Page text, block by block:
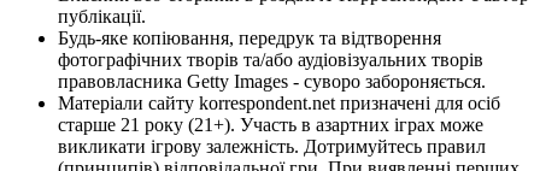
публікації.
Будь-яке копіювання, передрук та відтворення
фотографічних творів та/або аудіовізуальних творів
правовласника Getty Images - суворо забороняється.
Матеріали сайту korrespondent.net призначені для осіб
старше 21 року (21+). Участь в азартних іграх може
викликати ігрову залежність. Дотримуйтесь правил